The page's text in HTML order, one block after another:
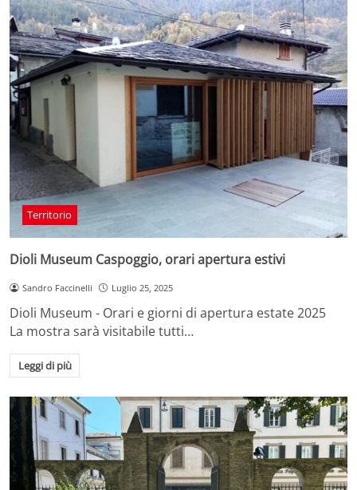
Territorio
Dioli Museum Caspoggio, orari apertura estivi
Sandro Faccinelli Luglio 25, 2025
Dioli Museum - Orari e giorni di apertura estate 2025
La mostra sarà visitabile tutti…
Leggi di più